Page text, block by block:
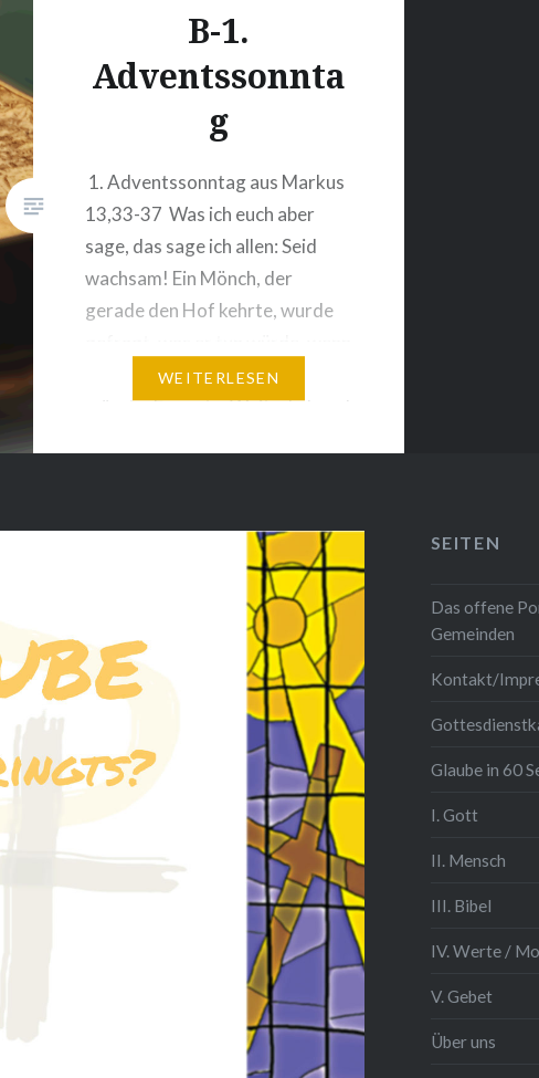
B-1.
Adventssonnta
g
1. Adventssonntag aus Markus
13,33-37 Was ich euch aber
sage, das sage ich allen: Seid
wachsam! Ein Mönch, der
gerade den Hof kehrte, wurde
er in wenigen Stunden sterben
müsste. Er sagte: Weiterkehren!
WEITERLESEN
SEITEN
Das offene
Gemeinden
Kontakt/
Glaube in 60
I. Gott
II. Mensch
III. Bibel
IV. Werte /
V. Gebet
Über uns